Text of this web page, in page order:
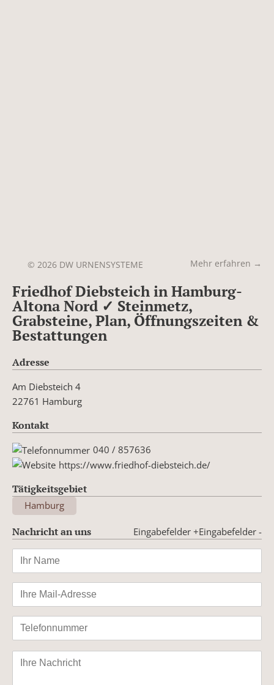
© 2026 DW URNENSYSTEME Mehr erfahren →
Friedhof Diebsteich in Hamburg-
Altona Nord ✓ Steinmetz,
Grabsteine, Plan, Öffnungszeiten &
Bestattungen
Adresse
Am Diebsteich 4
22761 Hamburg
Kontakt
040 / 857636
https://www.friedhof-diebsteich.de/
Tätigkeitsgebiet
Hamburg
Nachricht an uns Eingabefelder -
Eingabefelder +
Bitte
lasse